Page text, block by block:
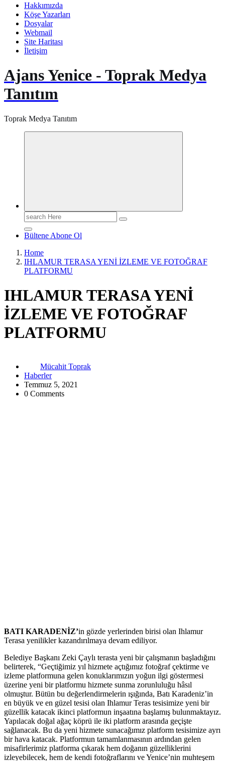
Hakkımızda
Köşe Yazarları
Dosyalar
Webmail
Site Haritası
İletişim
Ajans Yenice - Toprak Medya
Tanıtım
Toprak Medya Tanıtım
Search
for:
Bültene Abone Ol
Home
IHLAMUR TERASA YENİ İZLEME VE FOTOĞRAF
PLATFORMU
IHLAMUR TERASA YENİ
İZLEME VE FOTOĞRAF
PLATFORMU
Mücahit Toprak
Haberler
Temmuz 5, 2021
0 Comments
BATI KARADENİZ’in gözde yerlerinden birisi olan Ihlamur
Terasa yenilikler kazandırılmaya devam ediliyor.
Belediye Başkanı Zeki Çaylı terasta yeni bir çalışmanın başladığını
belirterek, “Geçtiğimiz yıl hizmete açtığımız fotoğraf çektirme ve
izleme platformuna gelen konuklarımızın yoğun ilgi göstermesi
üzerine yeni bir platformu hizmete sunma zorunluluğu hâsıl
olmuştur. Bütün bu değerlendirmelerin ışığında, Batı Karadeniz’in
en büyük ve en güzel tesisi olan Ihlamur Teras tesisimize yeni bir
güzellik katacak ikinci platformun inşaatına başlamış bulunmaktayız.
Yapılacak doğal ağaç köprü ile iki platform arasında geçişte
sağlanacak. Bu da yeni hizmete sunacağımız platform tesisimize ayrı
bir hava katacak. Platformun tamamlanmasının ardından gelen
misafirlerimiz platforma çıkarak hem doğanın güzelliklerini
izleyebilecek, hem de kendi fotoğraflarını ve Yenice’nin muhteşem